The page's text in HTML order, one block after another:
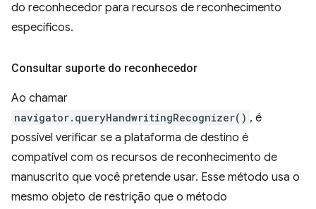
do reconhecedor para recursos de reconhecimento
específicos.
Consultar suporte do reconhecedor
Ao chamar
navigator.queryHandwritingRecognizer() , é
possível verificar se a plataforma de destino é
compatível com os recursos de reconhecimento de
manuscrito que você pretende usar. Esse método usa o
mesmo objeto de restrição que o método